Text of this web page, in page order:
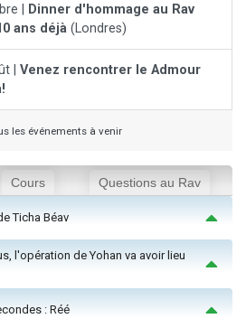
|
Dinner d'hommage au Rav
ans déjà (Londres)
| Venez rencontrer le Admour
les événements à venir
Cours Questions au Rav
Ticha Béav
l'opération de Yohan va avoir lieu
: Réé